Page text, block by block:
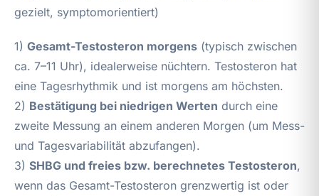
gezielt, symptomorientiert)
1) Gesamt-Testosteron morgens (typisch zwischen
ca. 7–11 Uhr), idealerweise nüchtern. Testosteron hat
eine Tagesrhythmik und ist morgens am höchsten.
2) Bestätigung bei niedrigen Werten durch eine
zweite Messung an einem anderen Morgen (um Mess-
und Tagesvariabilität abzufangen).
3) SHBG und freies bzw. berechnetes Testosteron,
wenn das Gesamt-Testosteron grenzwertig ist oder